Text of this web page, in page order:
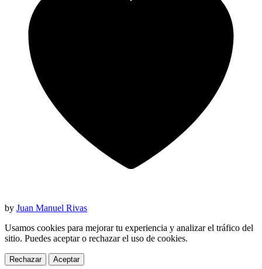
by Juan Manuel Rivas
Usamos cookies para mejorar tu experiencia y analizar el tráfico del
sitio. Puedes aceptar o rechazar el uso de cookies.
Rechazar Aceptar